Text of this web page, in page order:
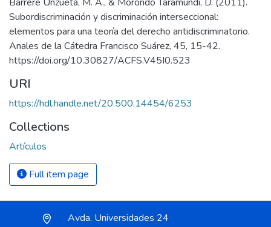
Subordiscriminación y discriminación interseccional:
elementos para una teoría del derecho antidiscriminatorio.
Anales de la Cátedra Francisco Suárez, 45, 15-42.
https://doi.org/10.30827/ACFS.V45I0.523
URI
https://hdl.handle.net/20.500.14454/6253
Collections
Artículos
Full item page
Avda. Universidades 24